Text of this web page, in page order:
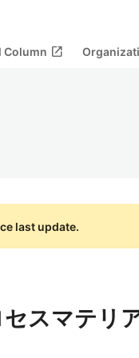
Column open_in_new
last update.
スマテリ